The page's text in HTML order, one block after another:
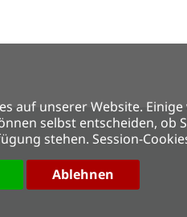
auf unserer Website.
selbst entscheiden, ob
stehen. Session-
Ablehnen